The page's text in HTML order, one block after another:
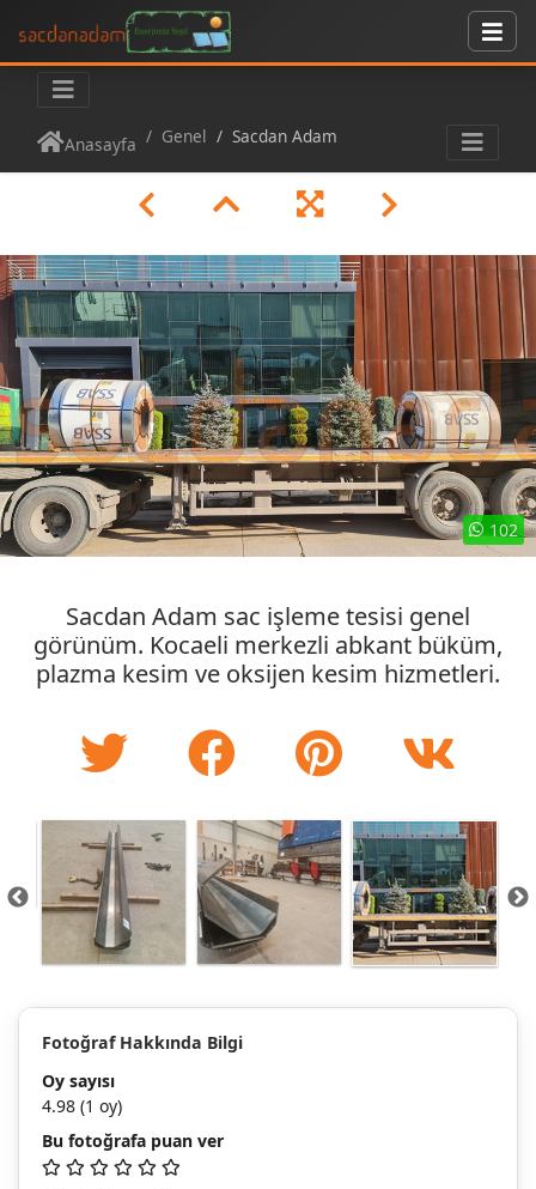
Anasayfa Genel Sacdan Adam
102
Sacdan Adam sac işleme tesisi genel
görünüm. Kocaeli merkezli abkant büküm,
plazma kesim ve oksijen kesim hizmetleri.
Fotoğraf Hakkında Bilgi
Oy sayısı
4.98 (1 oy)
Bu fotoğrafa puan ver